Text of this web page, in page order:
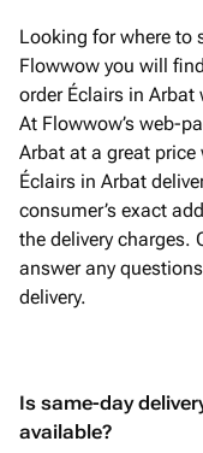
постоянно на
вопросы и
спокойствие и
всё было даже
представить!
роскошные
упаковка, а
открытку с
переписали от руки.
счастлив, и для
незабываемым. От всей души
рекомендую!
Looking for where to
Flowwow you will
order Éclairs in Arbat
At Flowwow’s web-
Arbat at a great price
Éclairs in Arbat
consumer’s exact
the delivery charges.
answer any
delivery.
Is same-day
available?